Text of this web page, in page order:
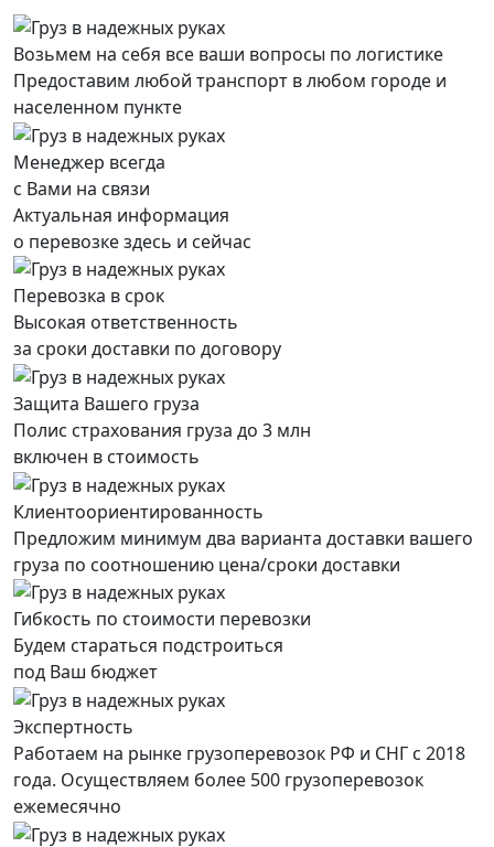
Возьмем на себя все ваши вопросы по логистике
Предоставим любой транспорт в любом городе и
населенном пункте
Менеджер всегда
с Вами на связи
Актуальная информация
о перевозке здесь и сейчас
Перевозка в срок
Высокая ответственность
за сроки доставки по договору
Защита Вашего груза
Полис страхования груза до 3 млн
включен в стоимость
Клиентоориентированность
Предложим минимум два варианта доставки вашего
груза по соотношению цена/сроки доставки
Гибкость по стоимости перевозки
Будем стараться подстроиться
под Ваш бюджет
Экспертность
Работаем на рынке грузоперевозок РФ и СНГ с 2018
года. Осуществляем более 500 грузоперевозок
ежемесячно